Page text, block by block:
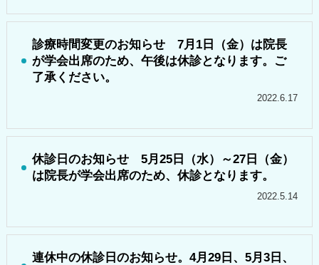
診療時間変更のお知らせ 7月1日（金）は院長
が学会出席のため、午後は休診となります。ご
了承ください。
2022.6.17
休診日のお知らせ 5月25日（水）～27日（金）
は院長が学会出席のため、休診となります。
2022.5.14
連休中の休診日のお知らせ。4月29日、5月3日、